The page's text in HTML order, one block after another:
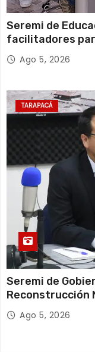
Seremi de
facilitadores
Escolar 2027
Ago 5, 2026
TARAPACÁ
Seremi de
Reconstrucción
y el empleo en
Ago 5, 2026